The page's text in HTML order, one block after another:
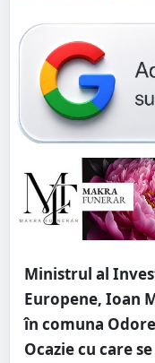
Ministrul al
Europene, Ioan
în comuna
Ocazie cu care